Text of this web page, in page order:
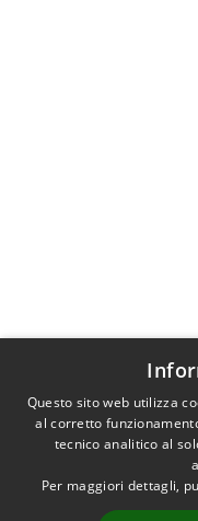
Questo sito web utilizza
al corretto
tecnico analitico al
Per maggiori dettagli,